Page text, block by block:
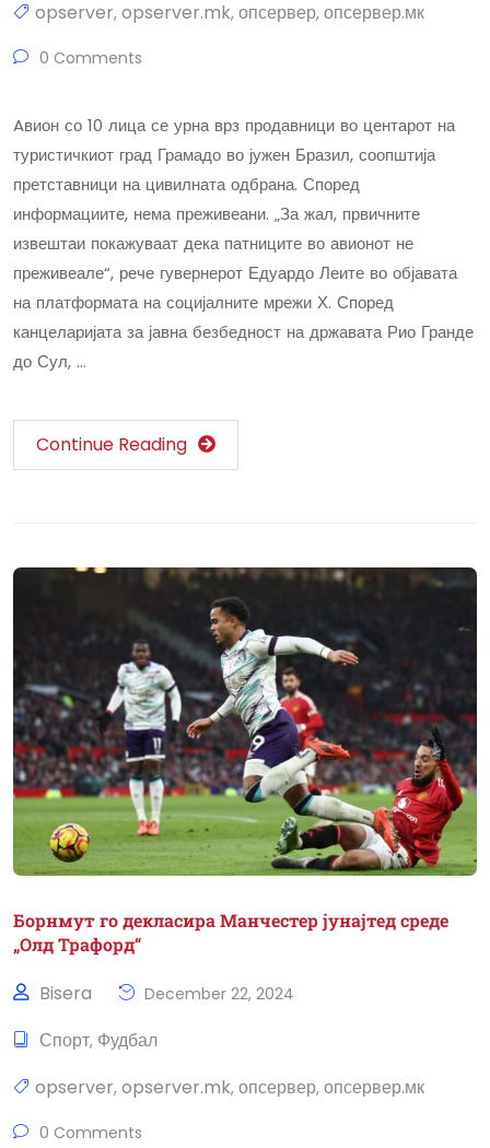
opserver, opserver.mk, опсервер, опсервер.мк
0 Comments
Aвион со 10 лица се урна врз продавници во центарот на
туристичкиот град Грамадо во јужен Бразил, соопштија
претставници на цивилната одбрана. Според
информациите, нема преживеани. „За жал, првичните
извештаи покажуваат дека патниците во авионот не
преживеале“, рече гувернерот Едуардо Леите во објавата
на платформата на социјалните мрежи Х. Според
канцеларијата за јавна безбедност на државата Рио Гранде
до Сул, …
Continue Reading
Борнмут го декласира Манчестер јунајтед среде
„Олд Трафорд“
Bisera December 22, 2024
Спорт, Фудбал
opserver, opserver.mk, опсервер, опсервер.мк
0 Comments